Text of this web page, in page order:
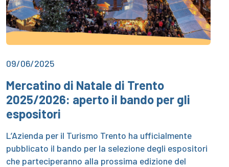
09/06/2025
Mercatino di Natale di Trento
2025/2026: aperto il bando per gli
espositori
L’Azienda per il Turismo Trento ha ufficialmente
pubblicato il bando per la selezione degli espositori
che parteciperanno alla prossima edizione del